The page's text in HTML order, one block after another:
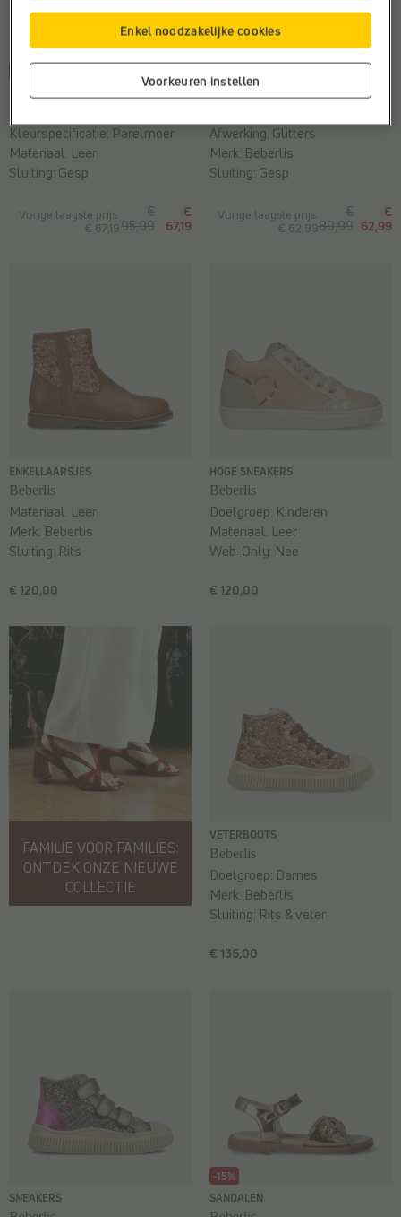
BALLERINA'S
Vorige laagste prijs:
€ 67,19
€
95,99
€
67,19
Kleurspecificatie:Parelmoer
Materiaal: Leer
Sluiting: Gesp
Vorige laagste prijs:
€ 62,99
€
89,99
€
62,99
Afwerking:Glitters
Merk: Beberlis
Sluiting: Gesp
ENKELLAARSJES
Beberlis
€ 120,00
Materiaal: Leer
Merk: Beberlis
Sluiting: Rits
HOGE SNEAKERS
Beberlis
€ 120,00
Doelgroep: Kinderen
Materiaal: Leer
Web-Only: Nee
FAMILIE VOOR FAMILIES:
ONTDEK ONZE NIEUWE
COLLECTIE
VETERBOOTS
Beberlis
€ 135,00
Doelgroep: Dames
Merk: Beberlis
Sluiting: Rits & veter
SNEAKERS
-15%
SANDALEN
Voorkeuren instellen
Enkel noodzakelijke cookies